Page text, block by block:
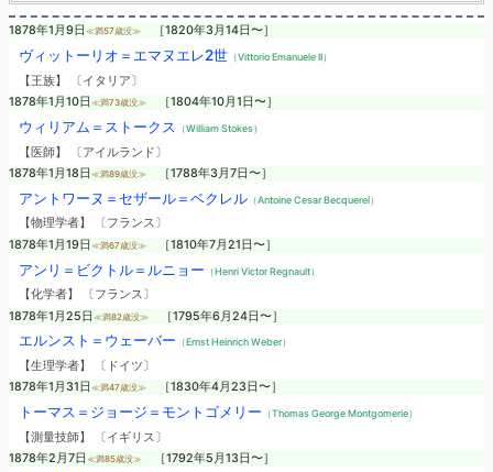
1878年1月9日 ≪満57歳没≫ ［1820年3月14日〜］
ヴィットーリオ＝エマヌエレ2世（Vittorio Emanuele II）
【王族】 〔イタリア〕
1878年1月10日 ≪満73歳没≫ ［1804年10月1日〜］
ウィリアム＝ストークス （William Stokes）
【医師】 〔アイルランド〕
1878年1月18日 ≪満89歳没≫ ［1788年3月7日〜］
アントワーヌ＝セザール＝ベクレル（Antoine Cesar Becquerel）
【物理学者】 〔フランス〕
1878年1月19日 ≪満67歳没≫ ［1810年7月21日〜］
アンリ＝ビクトル＝ルニョー （Henri Victor Regnault）
【化学者】 〔フランス〕
1878年1月25日 ≪満82歳没≫ ［1795年6月24日〜］
エルンスト＝ウェーバー （Ernst Heinrich Weber）
【生理学者】 〔ドイツ〕
1878年1月31日 ≪満47歳没≫ ［1830年4月23日〜］
トーマス＝ジョージ＝モントゴメリー （Thomas George Montgomerie）
【測量技師】 〔イギリス〕
1878年2月7日 ≪満85歳没≫ ［1792年5月13日〜］